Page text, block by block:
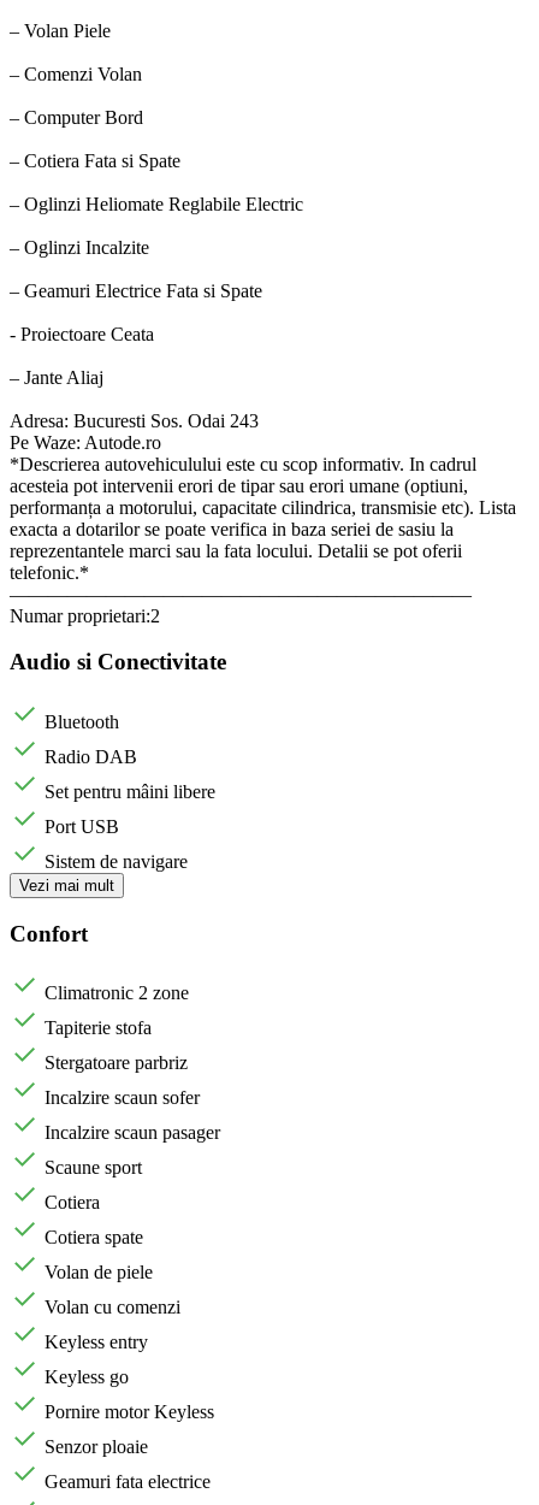
– Volan Piele
– Comenzi Volan
– Computer Bord
– Cotiera Fata si Spate
– Oglinzi Heliomate Reglabile Electric
– Oglinzi Incalzite
– Geamuri Electrice Fata si Spate
- Proiectoare Ceata
– Jante Aliaj
Adresa: Bucuresti Sos. Odai 243
Pe Waze: Autode.ro
*Descrierea autovehiculului este cu scop informativ. In cadrul
acesteia pot intervenii erori de tipar sau erori umane (optiuni,
performanța a motorului, capacitate cilindrica, transmisie etc). Lista
exacta a dotarilor se poate verifica in baza seriei de sasiu la
reprezentantele marci sau la fata locului. Detalii se pot oferii
telefonic.*
————————————————————————
Numar proprietari:2
Audio si Conectivitate
Bluetooth
Radio DAB
Set pentru mâini libere
Port USB
Sistem de navigare
Vezi mai mult
Confort
Climatronic 2 zone
Tapiterie stofa
Stergatoare parbriz
Incalzire scaun sofer
Incalzire scaun pasager
Scaune sport
Cotiera
Cotiera spate
Volan de piele
Volan cu comenzi
Keyless entry
Keyless go
Pornire motor Keyless
Senzor ploaie
Geamuri fata electrice